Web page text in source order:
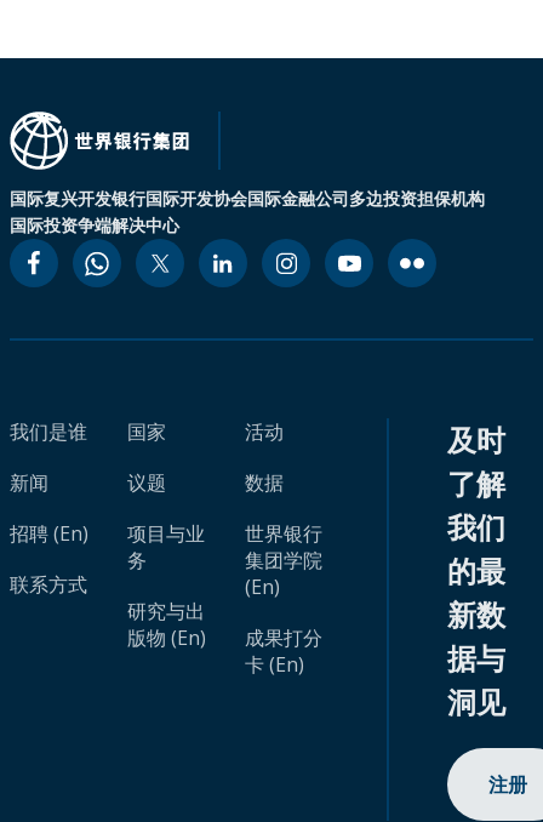
国际复兴开发银行国际开发协会国际金融公司多边投资担保机构
国际投资争端解决中心
我们是谁
新闻
招聘 (En)
联系方式
国家
议题
项目与业
务
研究与出
版物 (En)
活动
数据
世界银行
集团学院
(En)
成果打分
卡 (En)
及时
了解
我们
的最
新数
据与
洞见
注册